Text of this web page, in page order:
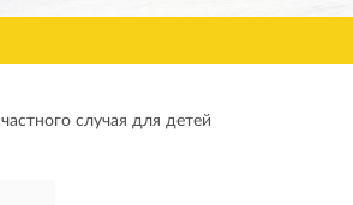
случая для детей